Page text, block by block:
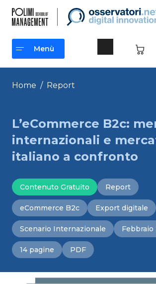
contenuto
Menù
Menù
Home / Report
L’eCommerce B2c:
internazionali e
italiano a confronto
Contenuto Gratuito Report
eCommerce B2c Export digitale
Scenario Internazionale Febbraio
14 pagine PDF